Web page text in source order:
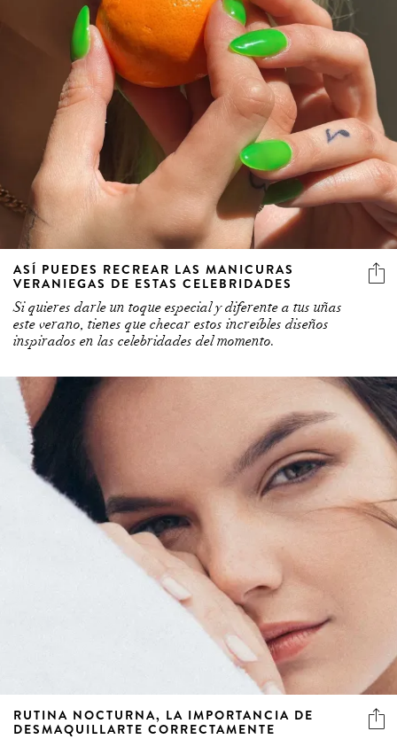
ASÍ PUEDES RECREAR LAS MANICURAS
VERANIEGAS DE ESTAS CELEBRIDADES
Si quieres darle un toque especial y diferente a tus uñas
este verano, tienes que checar estos increíbles diseños
inspirados en las celebridades del momento.
RUTINA NOCTURNA, LA IMPORTANCIA DE
DESMAQUILLARTE CORRECTAMENTE